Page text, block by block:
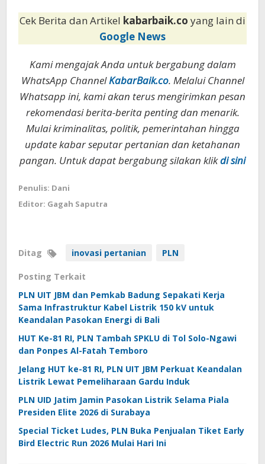
Cek Berita dan Artikel kabarbaik.co yang lain di
Google News
Kami mengajak Anda untuk bergabung dalam
WhatsApp ChannelKabarBaik.co. Melalui Channel
Whatsapp ini, kami akan terus mengirimkan pesan
rekomendasi berita-berita penting dan menarik.
Mulai kriminalitas, politik, pemerintahan hingga
update kabar seputar pertanian dan ketahanan
pangan. Untuk dapat bergabung silakan klikdi sini
Penulis: Dani
Editor: Gagah Saputra
Ditag inovasi pertanian PLN
Posting Terkait
PLN UIT JBM dan Pemkab Badung Sepakati Kerja
Sama Infrastruktur Kabel Listrik 150 kV untuk
Keandalan Pasokan Energi di Bali
HUT Ke-81 RI, PLN Tambah SPKLU di Tol Solo-Ngawi
dan Ponpes Al-Fatah Temboro
Jelang HUT ke-81 RI, PLN UIT JBM Perkuat Keandalan
Listrik Lewat Pemeliharaan Gardu Induk
PLN UID Jatim Jamin Pasokan Listrik Selama Piala
Presiden Elite 2026 di Surabaya
Special Ticket Ludes, PLN Buka Penjualan Tiket Early
Bird Electric Run 2026 Mulai Hari Ini